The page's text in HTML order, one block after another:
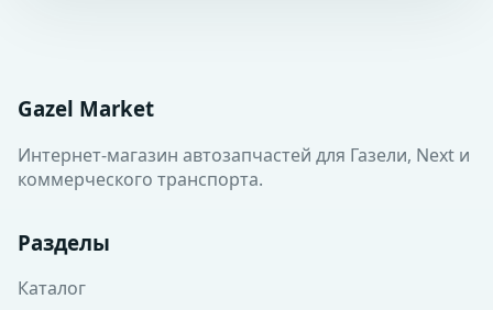
Gazel Market
Интернет-магазин автозапчастей для Газели, Next и
коммерческого транспорта.
Разделы
Каталог